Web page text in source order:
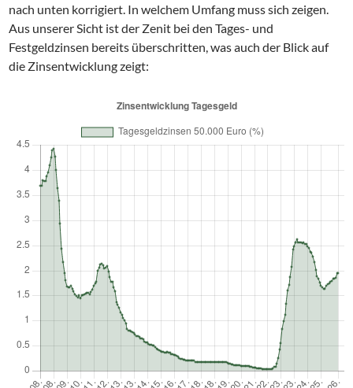
nach unten korrigiert. In welchem Umfang muss sich zeigen.
Aus unserer Sicht ist der Zenit bei den Tages- und
Festgeldzinsen bereits überschritten, was auch der Blick auf
die Zinsentwicklung zeigt: